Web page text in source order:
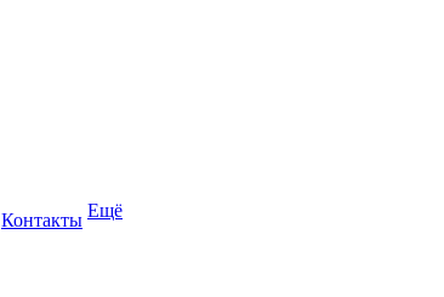
Контакты Ещё